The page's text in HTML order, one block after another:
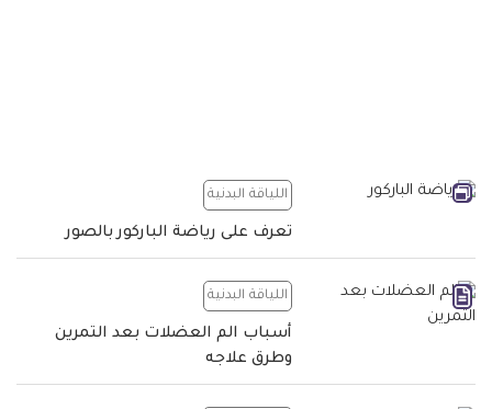
اللياقة البدنية
تعرف على رياضة الباركور بالصور
اللياقة البدنية
أسباب الم العضلات بعد التمرين
وطرق علاجه